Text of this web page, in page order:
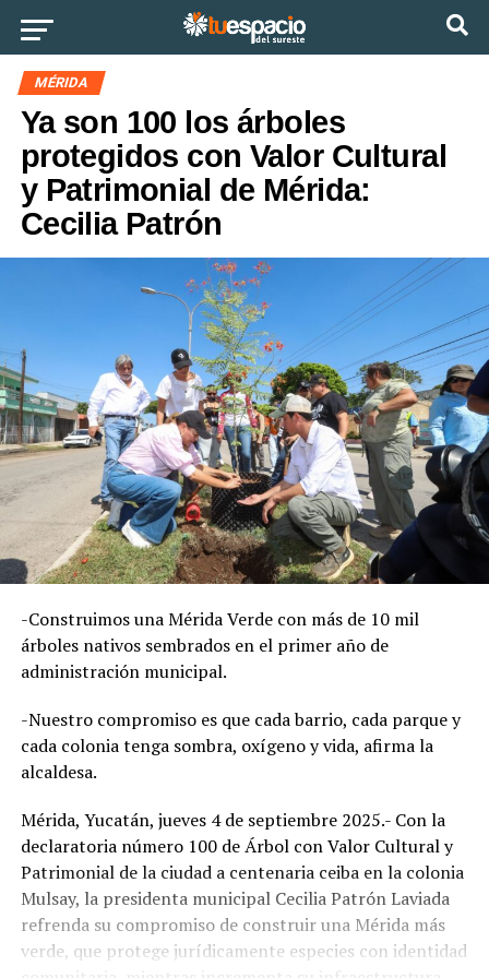
MÉRIDA
Ya son 100 los árboles
protegidos con Valor Cultural
y Patrimonial de Mérida:
Cecilia Patrón
-Construimos una Mérida Verde con más de 10 mil
árboles nativos sembrados en el primer año de
administración municipal.
-Nuestro compromiso es que cada barrio, cada parque y
cada colonia tenga sombra, oxígeno y vida, afirma la
alcaldesa.
Mérida, Yucatán, jueves 4 de septiembre 2025.- Con la
declaratoria número 100 de Árbol con Valor Cultural y
Patrimonial de la ciudad a centenaria ceiba en la colonia
Mulsay, la presidenta municipal Cecilia Patrón Laviada
refrenda su compromiso de construir una Mérida más
verde, que protege jurídicamente especies con identidad
Ir a la versión móvil